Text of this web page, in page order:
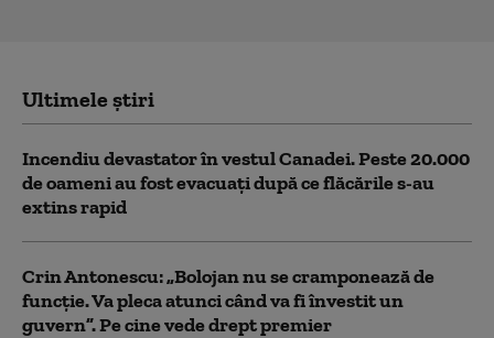
Ultimele știri
Incendiu devastator în vestul Canadei. Peste 20.000
de oameni au fost evacuați după ce flăcările s-au
extins rapid
Crin Antonescu: „Bolojan nu se cramponează de
funcție. Va pleca atunci când va fi învestit un
guvern”. Pe cine vede drept premier